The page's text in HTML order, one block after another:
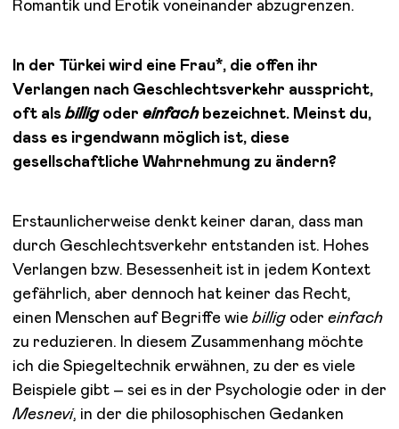
Romantik und Erotik voneinander abzugrenzen.
In der Türkei wird eine Frau*, die offen ihr
Verlangen nach Geschlechtsverkehr ausspricht,
oft alsbillig oder einfachbezeichnet. Meinst du,
dass es irgendwann möglich ist, diese
gesellschaftliche Wahrnehmung zu ändern?
Erstaunlicherweise denkt keiner daran, dass man
durch Geschlechtsverkehr entstanden ist. Hohes
Verlangen bzw. Besessenheit ist in jedem Kontext
gefährlich, aber dennoch hat keiner das Recht,
einen Menschen auf Begriffe wiebillig odereinfach
zu reduzieren. In diesem Zusammenhang möchte
ich die Spiegeltechnik erwähnen, zu der es viele
Beispiele gibt – sei es in der Psychologie oder in der
Mesnevi, in der die philosophischen Gedanken